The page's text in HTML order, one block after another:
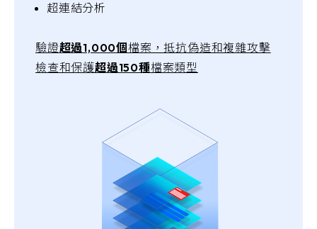
超連結分析
驗證超過1,000個檔案，抵抗偽造和複雜攻擊
檢查和保護超過150種檔案類型